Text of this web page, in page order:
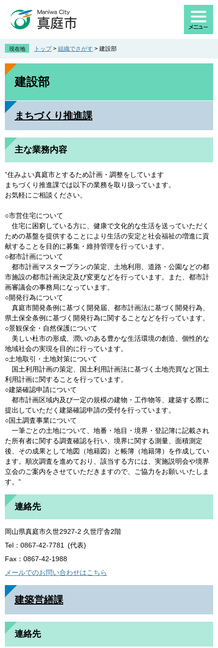
先
す
を
し
現在地 トップ > 組織でさがす > 建設部
本
建設部
まちづくり推進課
主な業務内容
”住みよい真庭市とするため計画・調整をしています
まちづくり推進課では以下の業務を取り扱っています。
お気軽にご相談ください。
○市営住宅について
住宅に困窮している方に、健康で文化的な生活を送っていただく
ための基盤を提供することにより生活の安定と社会福祉の増進に貢
献することを目的に募集・維持管理を行っています。
○都市計画について
都市計画マスタープランの策定、土地利用、道路・公園などの都
市施設の都市計画決定及び変更などを行っています。また、都市計
画審議会の事務局になっています。
○開発行為について
真庭市開発条例に基づく開発届、都市計画法に基づく開発行為、
県土保全条例に基づく開発行為に関することなどを行っています。
○景観保全・自然保護について
美しい杜市の形成、潤いのある豊かな生活環境の創造、個性的な
地域社会の実現を目的に行っています。
○土地取引・土地対策について
国土利用計画の策定、国土利用計画法に基づく土地売買など国土
利用計画に関することを行っています。
○建築確認申請について
都市計画区域内及び一定の規模の建物・工作物等、建築する際に
提出していただく建築確認申請の受付を行っています。
○国土調査事業について
一筆ごとの土地について、地番・地目・境界・登記簿に記載され
た所有者に関する調査確認を行い、境界に関する測量、面積測定
後、その成果として地図（地籍図）と帳簿（地籍簿）を作成してい
ます。順次調査を進めており、該当する方には、実施説明会や境界
立会のご案内をさせていただきますので、ご協力をお願いいたしま
す。”
連絡先
岡山県真庭市久世2927-2 久世庁舎2階
Tel：0867-42-7781
代表
Fax：0867-42-1988
メールでのお問い合わせはこちら
建築営繕課
連絡先